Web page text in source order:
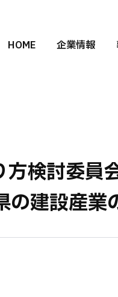
HOME 企業情報
検討委員
の建設産